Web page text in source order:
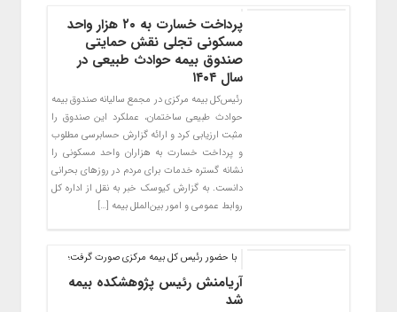
پرداخت خسارت به ۲۰ هزار واحد
مسکونی تجلی نقش حمایتی
صندوق بیمه حوادث طبیعی در
سال ۱۴۰۴
رئیس‌کل بیمه مرکزی در مجمع سالیانه صندوق بیمه
حوادث طبیعی ساختمان، عملکرد این صندوق را
مثبت ارزیابی کرد و ارائه گزارش حسابرسی مطلوب
و پرداخت خسارت به هزاران واحد مسکونی را
نشانه گستره خدمات برای مردم در روزهای بحرانی
دانست. به گزارش کیوسک خبر به نقل از اداره کل
روابط عمومی و امور بین‌الملل بیمه […]
با حضور رئیس کل بیمه مرکزی صورت گرفت؛
آریامنش رئیس پژوهشکده بیمه
شد